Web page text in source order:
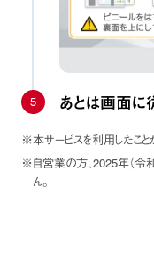
5 あとは画面に
※本サービスを利用したこと
※自営業の方、2025年（令
ん。